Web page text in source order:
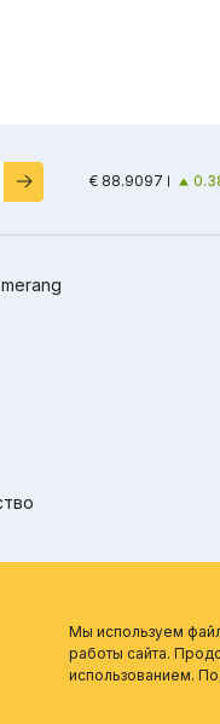
€ 88.9097
Мы используем
работы сайта.
использованием.